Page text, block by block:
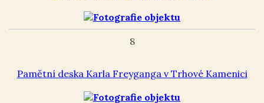
8
Pamětní deska Karla Freyganga v Trhové Kamenici